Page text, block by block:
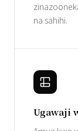
na sahihi.
Ugawaji